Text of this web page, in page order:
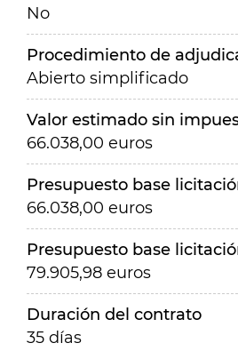
No
Procedimiento de
Abierto simplificado
Valor estimado sin
66.038,00 euros
Presupuesto base
66.038,00 euros
Presupuesto base
79.905,98 euros
Duración del contrato
35 días